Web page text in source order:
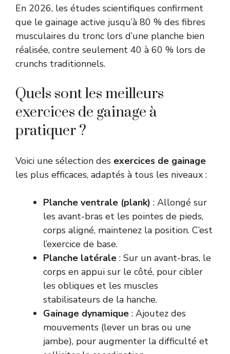
En 2026, les études scientifiques confirment
que le gainage active jusqu’à 80 % des fibres
musculaires du tronc lors d’une planche bien
réalisée, contre seulement 40 à 60 % lors de
crunchs traditionnels.
Quels sont les meilleurs
exercices de gainage à
pratiquer ?
Voici une sélection des exercices de gainage
les plus efficaces, adaptés à tous les niveaux :
Planche ventrale (plank) : Allongé sur
les avant-bras et les pointes de pieds,
corps aligné, maintenez la position. C’est
l’exercice de base.
Planche latérale : Sur un avant-bras, le
corps en appui sur le côté, pour cibler
les obliques et les muscles
stabilisateurs de la hanche.
Gainage dynamique : Ajoutez des
mouvements (lever un bras ou une
jambe), pour augmenter la difficulté et